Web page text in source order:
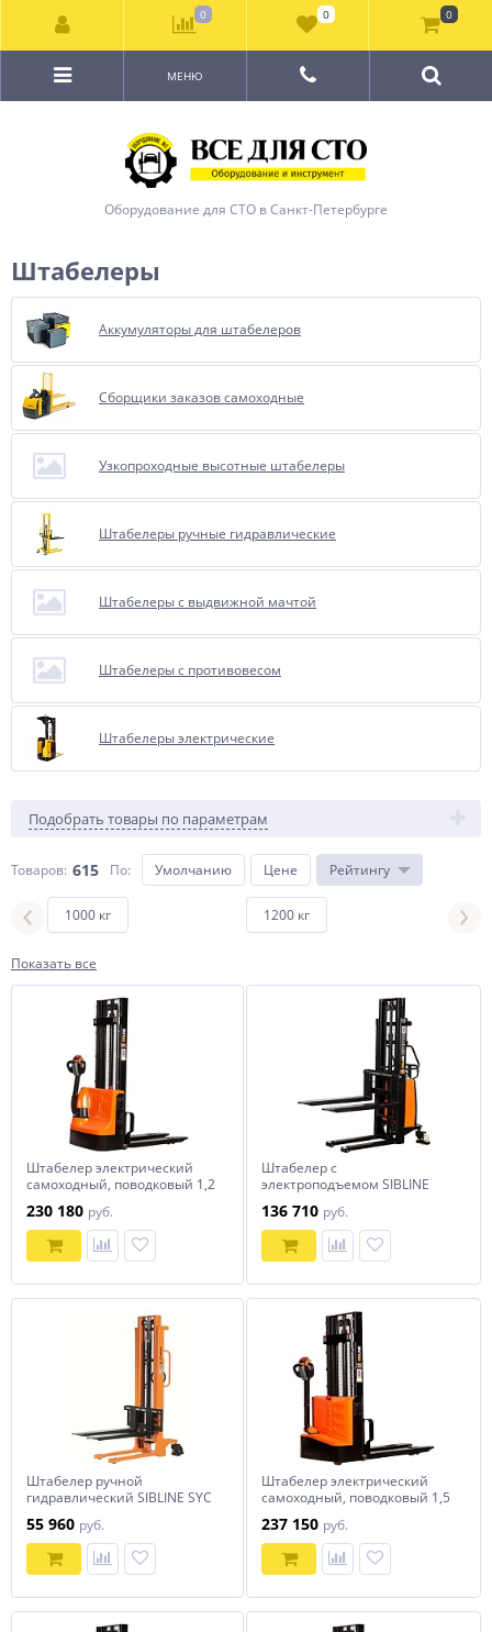
Оборудование для СТО в Санкт-Петербурге
МЕНЮ
Штабелеры
Аккумуляторы для штабелеров
Сборщики заказов самоходные
Узкопроходные высотные штабелеры
Штабелеры ручные гидравлические
Штабелеры с выдвижной мачтой
Штабелеры с противовесом
Штабелеры электрические
Подобрать товары по параметрам
Товаров: 615 По: Умолчанию Цене Рейтингу
1000 кг 1200 кг
Показать все
Штабелер электрический
самоходный, поводковый 1,2
Ion, CL1235J SIBLINE
230 180 руб.
Штабелер с
электроподъемом SIBLINE
136 710 руб.
Штабелер ручной
гидравлический SIBLINE SYC
55 960 руб.
Штабелер электрический
самоходный, поводковый 1,5
Ion, CL1535JB SIBLINE
237 150 руб.
0 0 0